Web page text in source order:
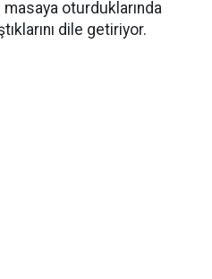
masaya oturduklarında
dile getiriyor.